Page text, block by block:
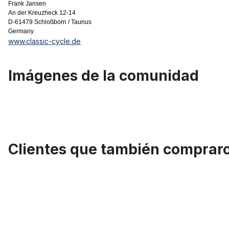
Frank Jansen
An der Kreuzheck 12-14
D-61479 Schloßborn / Taunus
Germany
www.classic-cycle.de
Imágenes de la comunidad
Clientes que también